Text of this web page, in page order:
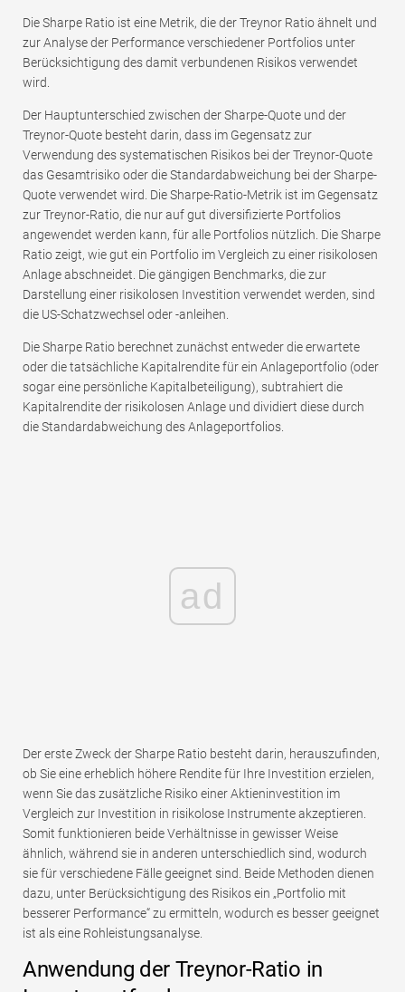
Die Sharpe Ratio ist eine Metrik, die der Treynor Ratio ähnelt und
zur Analyse der Performance verschiedener Portfolios unter
Berücksichtigung des damit verbundenen Risikos verwendet
wird.
Der Hauptunterschied zwischen der Sharpe-Quote und der
Treynor-Quote besteht darin, dass im Gegensatz zur
Verwendung des systematischen Risikos bei der Treynor-Quote
das Gesamtrisiko oder die Standardabweichung bei der Sharpe-
Quote verwendet wird. Die Sharpe-Ratio-Metrik ist im Gegensatz
zur Treynor-Ratio, die nur auf gut diversifizierte Portfolios
angewendet werden kann, für alle Portfolios nützlich. Die Sharpe
Ratio zeigt, wie gut ein Portfolio im Vergleich zu einer risikolosen
Anlage abschneidet. Die gängigen Benchmarks, die zur
Darstellung einer risikolosen Investition verwendet werden, sind
die US-Schatzwechsel oder -anleihen.
Die Sharpe Ratio berechnet zunächst entweder die erwartete
oder die tatsächliche Kapitalrendite für ein Anlageportfolio (oder
sogar eine persönliche Kapitalbeteiligung), subtrahiert die
Kapitalrendite der risikolosen Anlage und dividiert diese durch
die Standardabweichung des Anlageportfolios.
ad
Der erste Zweck der Sharpe Ratio besteht darin, herauszufinden,
ob Sie eine erheblich höhere Rendite für Ihre Investition erzielen,
wenn Sie das zusätzliche Risiko einer Aktieninvestition im
Vergleich zur Investition in risikolose Instrumente akzeptieren.
Somit funktionieren beide Verhältnisse in gewisser Weise
ähnlich, während sie in anderen unterschiedlich sind, wodurch
sie für verschiedene Fälle geeignet sind. Beide Methoden dienen
dazu, unter Berücksichtigung des Risikos ein „Portfolio mit
besserer Performance“ zu ermitteln, wodurch es besser geeignet
ist als eine Rohleistungsanalyse.
Anwendung der Treynor-Ratio in